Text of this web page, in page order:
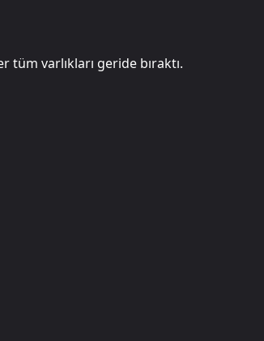
tüm varlıkları geride bıraktı.